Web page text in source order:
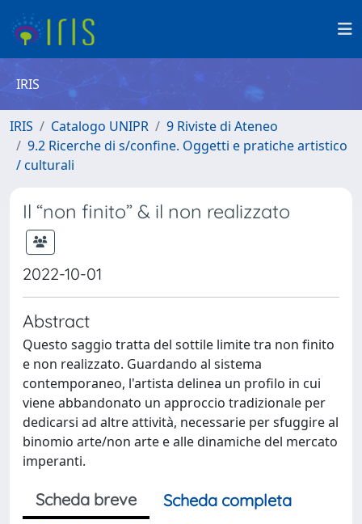
IRIS
IRIS Catalogo UNIPR
9 Riviste di Ateneo
9.2 Ricerche di s/confine. Oggetti e pratiche artistico
/ culturali
Il “non finito” & il non realizzato
2022-10-01
Abstract
Questo saggio tratta del sottile limite tra non finito
e non realizzato. Guardando al sistema
contemporaneo, l'artista delinea un profilo in cui
viene abbandonato un approccio tradizionale per
dedicarsi ad altre attività, necessarie per sfuggire al
binomio arte/non arte e alle dinamiche del mercato
imperanti.
Scheda breve
Scheda completa